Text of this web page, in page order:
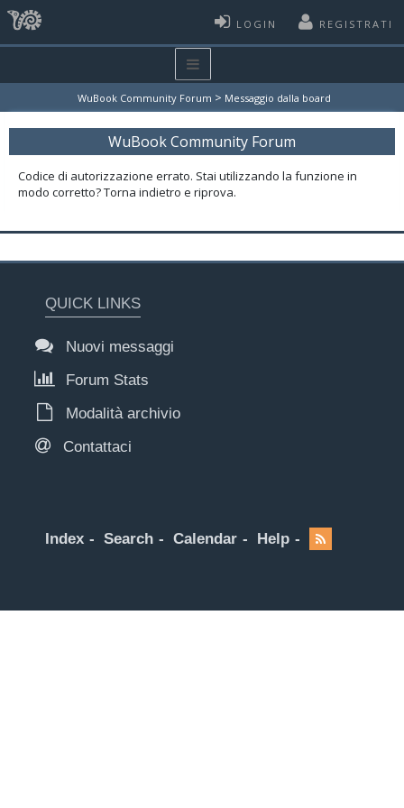
LOGIN REGISTRATI
WuBook Community Forum > Messaggio dalla board
WuBook Community Forum
Codice di autorizzazione errato. Stai utilizzando la funzione in
modo corretto? Torna indietro e riprova.
QUICK LINKS
Nuovi messaggi
Forum Stats
Modalità archivio
Contattaci
Index Search Calendar Help